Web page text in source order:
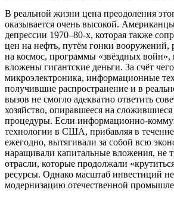
В реальной жизни цена преодоления
оказывается очень высокой.
депрессии 1970–80-х, которая также
цен на нефть, путём гонки вооружений,
на космос, программы «звёздных
вложены гигантские деньги. За счёт
микроэлектроника, информационные
получившие распространение и в
вызов не смогло адекватно ответить
хозяйство, опиравшееся на
процедуры. Если информационно-
технологии в США, прибавляя в
ежегодно, вытягивали за собой всю
наращивали капитальные вложения, не
отрасли, которые продолжали
ресурсы. Однако масштаб инвестиций
модернизацию отечественной